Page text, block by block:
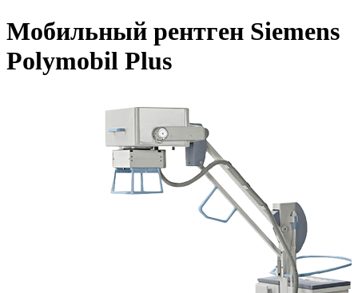
Мобильный рентген Siemens
Polymobil Plus